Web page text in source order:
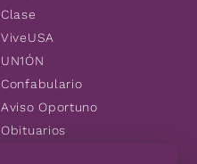
Clase
ViveUSA
UN1ÓN
Confabulario
Aviso Oportuno
Obituarios